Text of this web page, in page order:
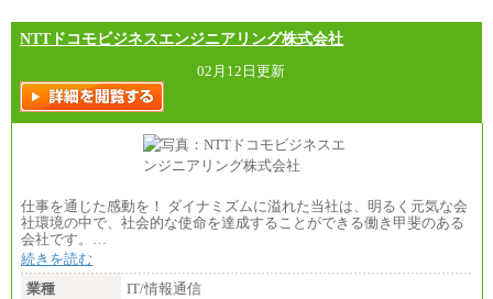
NTTドコモビジネスエンジニアリング株式会社
02月12日更新
仕事を通じた感動を！ ダイナミズムに溢れた当社は、明るく元気な会
社環境の中で、社会的な使命を達成することができる働き甲斐のある
会社です。…
続きを読む
業種
IT/情報通信